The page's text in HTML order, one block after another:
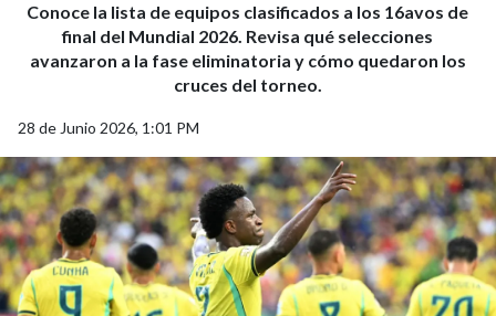
Conoce la lista de equipos clasificados a los 16avos de
final del Mundial 2026. Revisa qué selecciones
avanzaron a la fase eliminatoria y cómo quedaron los
cruces del torneo.
28 de Junio 2026, 1:01 PM